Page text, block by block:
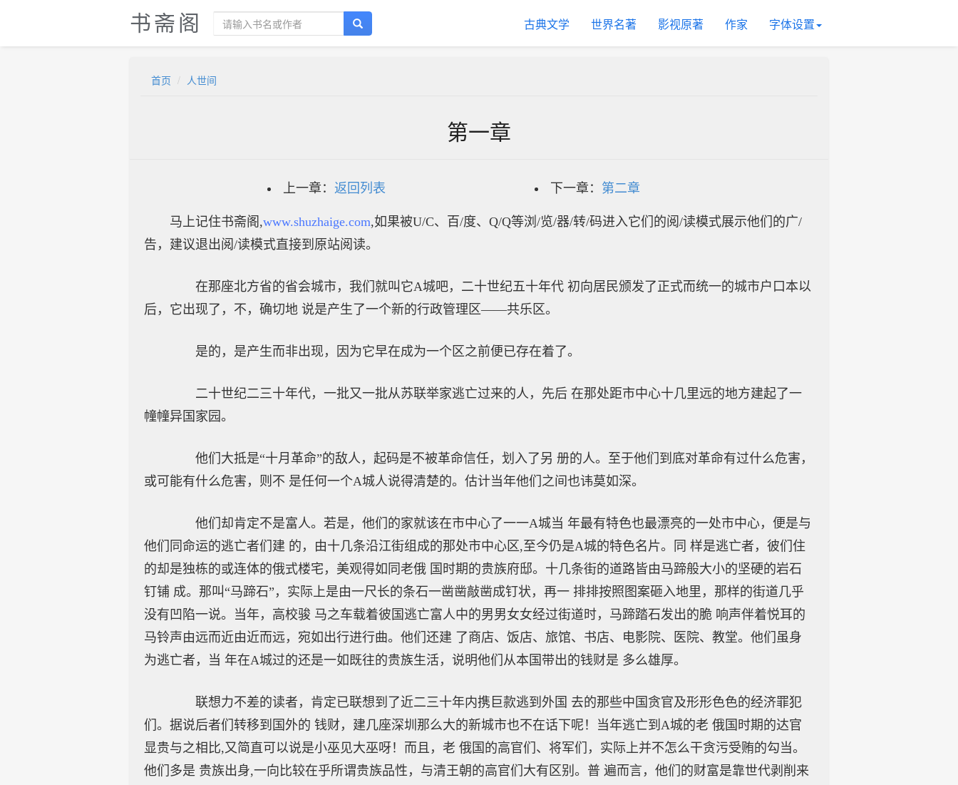
书斋阁 古典文学 世界名著 影视原著 作家 字体设置
首页 人世间
第一章
上一章： 返回列表 下一章： 第二章
马上记住书斋阁,www.shuzhaige.com,如果被U/C、百/度、Q/Q等浏/览/器/转/码进入它们的阅/读模式展示他们的广/
告，建议退出阅/读模式直接到原站阅读。
在那座北方省的省会城市，我们就叫它A城吧，二十世纪五十年代 初向居民颁发了正式而统一的城市户口本以
后，它出现了，不，确切地 说是产生了一个新的行政管理区——共乐区。
是的，是产生而非出现，因为它早在成为一个区之前便已存在着了。
二十世纪二三十年代，一批又一批从苏联举家逃亡过来的人，先后 在那处距市中心十几里远的地方建起了一
幢幢异国家园。
他们大抵是“十月革命”的敌人，起码是不被革命信任，划入了另 册的人。至于他们到底对革命有过什么危害，
或可能有什么危害，则不 是任何一个A城人说得清楚的。估计当年他们之间也讳莫如深。
他们却肯定不是富人。若是，他们的家就该在市中心了一一A城当 年最有特色也最漂亮的一处市中心，便是与
他们同命运的逃亡者们建 的，由十几条沿江街组成的那处市中心区,至今仍是A城的特色名片。同 样是逃亡者，彼们住
的却是独栋的或连体的俄式楼宅，美观得如同老俄 国时期的贵族府邸。十几条街的道路皆由马蹄般大小的坚硬的岩石
钉铺 成。那叫“马蹄石”，实际上是由一尺长的条石一凿凿敲凿成钉状，再一 排排按照图案砸入地里，那样的街道几乎
没有凹陷一说。当年，高校骏 马之车载着彼国逃亡富人中的男男女女经过街道时，马蹄踏石发出的脆 响声伴着悦耳的
马铃声由远而近由近而远，宛如出行进行曲。他们还建 了商店、饭店、旅馆、书店、电影院、医院、教堂。他们虽身
为逃亡者，当 年在A城过的还是一如既往的贵族生活，说明他们从本国带出的钱财是 多么雄厚。
联想力不差的读者，肯定已联想到了近二三十年内携巨款逃到外国 去的那些中国贪官及形形色色的经济罪犯
们。据说后者们转移到国外的 钱财，建几座深圳那么大的新城市也不在话下呢！当年逃亡到A城的老 俄国时期的达官
显贵与之相比,又简直可以说是小巫见大巫呀！而且，老 俄国的高官们、将军们，实际上并不怎么干贪污受贿的勾当。
他们多是 贵族出身,一向比较在乎所谓贵族品性，与清王朝的高官们大有区别。普 遍而言，他们的财富是靠世代剥削来